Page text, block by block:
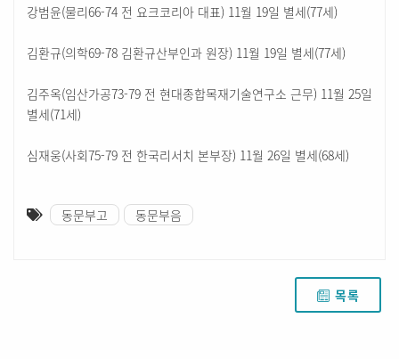
강범윤(물리66-74 전 요크코리아 대표) 11월 19일 별세(77세)
김환규(의학69-78 김환규산부인과 원장) 11월 19일 별세(77세)
김주옥(임산가공73-79 전 현대종합목재기술연구소 근무) 11월 25일
별세(71세)
심재웅(사회75-79 전 한국리서치 본부장) 11월 26일 별세(68세)
동문부고 동문부음
목록